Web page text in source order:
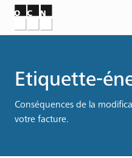
d'Ariane
Etiquette-
Conséquences de la
votre facture.